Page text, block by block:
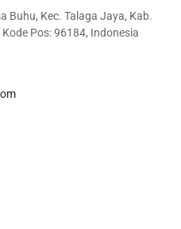
Buhu, Kec. Talaga Jaya, Kab.
Pos: 96184, Indonesia